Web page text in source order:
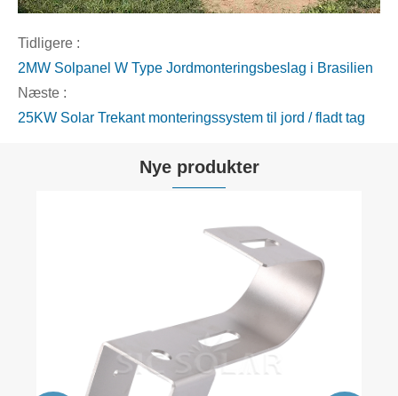
Tidligere :
2MW Solpanel W Type Jordmonteringsbeslag i Brasilien
Næste :
25KW Solar Trekant monteringssystem til jord / fladt tag
Nye produkter